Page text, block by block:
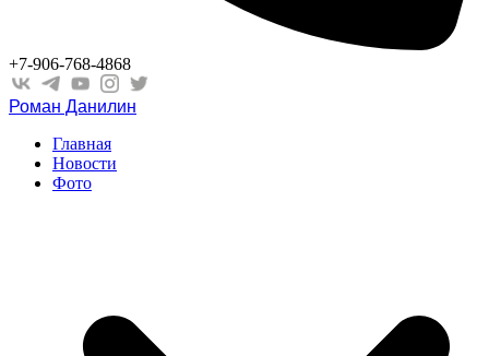
+7-906-768-4868
Роман Данилин
Главная
Новости
Фото